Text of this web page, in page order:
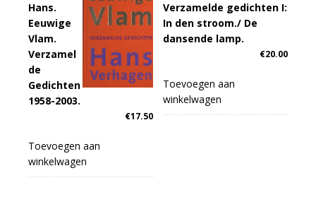
Hans.
Eeuwige
Vlam.
Verzamel
de
Gedichten
1958-2003.
€17.50
Toevoegen aan
winkelwagen
Verzamelde gedichten I:
In den stroom./ De
dansende lamp.
€20.00
Toevoegen aan
winkelwagen